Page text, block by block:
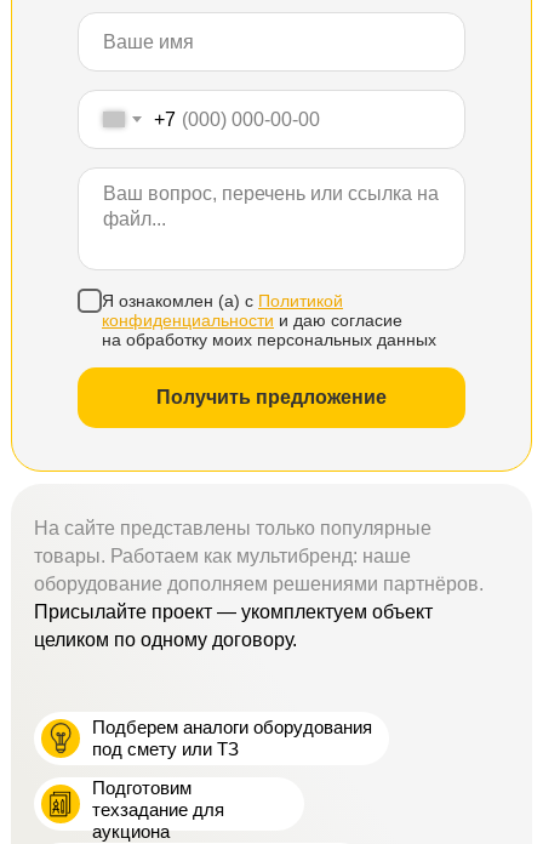
На сайте представлены только популярные
товары. Работаем как мультибренд: наше
оборудование дополняем решениями партнёров.
Присылайте проект — укомплектуем объект
целиком по одному договору.
Подберем аналоги оборудования
под смету или ТЗ
Подготовим
техзадание для
аукциона
+7
Я ознакомлен (а) с Политикой
конфиденциальности и даю согласие
на обработку моих персональных данных
Получить предложение